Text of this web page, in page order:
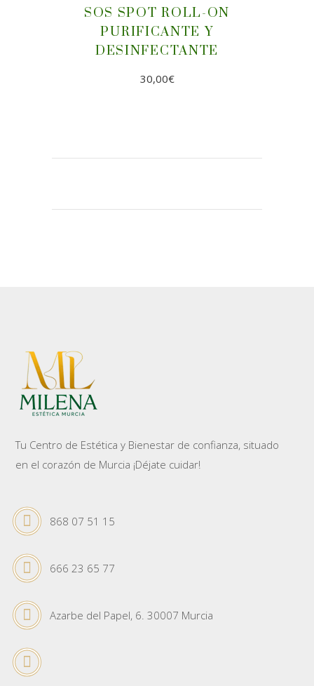
SOS SPOT ROLL-ON
PURIFICANTE Y
DESINFECTANTE
30,00€
Tu Centro de Estética y Bienestar de confianza, situado
en el corazón de Murcia ¡Déjate cuidar!
868 07 51 15
666 23 65 77
Azarbe del Papel, 6. 30007 Murcia